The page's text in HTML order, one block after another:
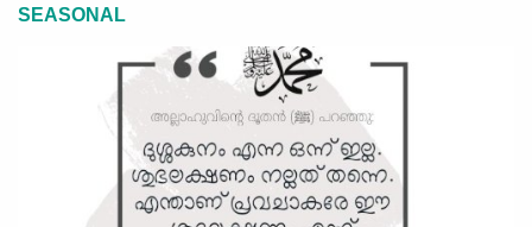
SEASONAL